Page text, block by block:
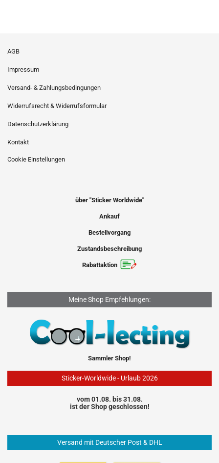
AGB
Impressum
Versand- & Zahlungsbedingungen
Widerrufsrecht & Widerrufsformular
Datenschutzerklärung
Kontakt
Cookie Einstellungen
über "Sticker Worldwide"
Ankauf
Bestellvorgang
Zustandsbeschreibung
Rabattaktion
Meine Shop Empfehlungen:
Sammler Shop!
Sticker-Worldwide - Urlaub 2026
vom 01.08. bis 31.08.
ist der Shop geschlossen!
Versand mit Deutscher Post & DHL